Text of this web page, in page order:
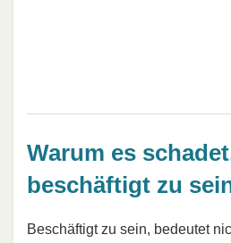
Warum es
beschäftigt zu
Beschäftigt zu sein, bedeutet